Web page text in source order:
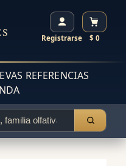
Registrarse $ 0
REFERENCIAS